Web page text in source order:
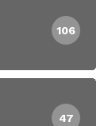
106
47